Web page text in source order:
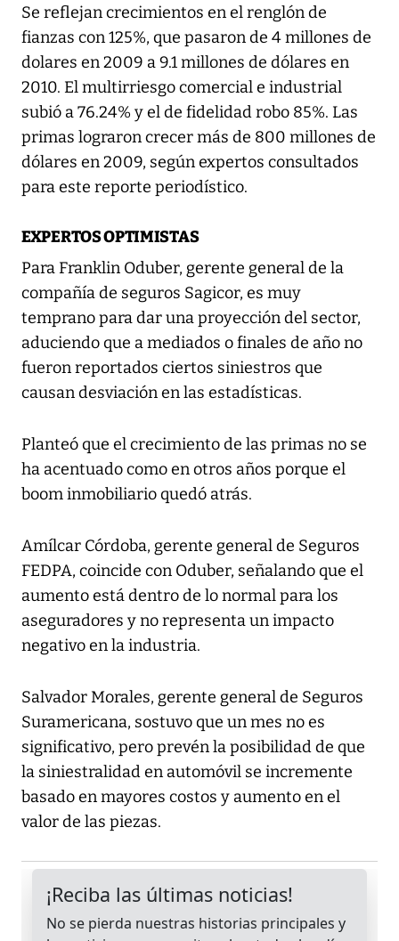
Se reflejan crecimientos en el renglón de
fianzas con 125%, que pasaron de 4 millones de
dolares en 2009 a 9.1 millones de dólares en
2010. El multirriesgo comercial e industrial
subió a 76.24% y el de fidelidad robo 85%. Las
primas lograron crecer más de 800 millones de
dólares en 2009, según expertos consultados
para este reporte periodístico.
EXPERTOS OPTIMISTAS
Para Franklin Oduber, gerente general de la
compañía de seguros Sagicor, es muy
temprano para dar una proyección del sector,
aduciendo que a mediados o finales de año no
fueron reportados ciertos siniestros que
causan desviación en las estadísticas.
Planteó que el crecimiento de las primas no se
ha acentuado como en otros años porque el
boom inmobiliario quedó atrás.
Amílcar Córdoba, gerente general de Seguros
FEDPA, coincide con Oduber, señalando que el
aumento está dentro de lo normal para los
aseguradores y no representa un impacto
negativo en la industria.
Salvador Morales, gerente general de Seguros
Suramericana, sostuvo que un mes no es
significativo, pero prevén la posibilidad de que
la siniestralidad en automóvil se incremente
basado en mayores costos y aumento en el
valor de las piezas.